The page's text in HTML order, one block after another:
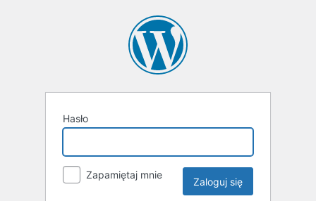
Hasło
Zapamiętaj mnie